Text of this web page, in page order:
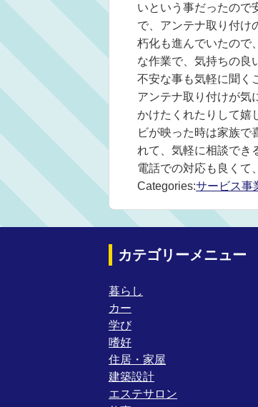
いという事だったので
で、アンテナ取り付け
朽化も進んでいたので
な作業で、気持ちの良
不安な事も気軽に聞く
アンテナ取り付けが気
かけたくれたりして嬉
ビが映った時は家族で
れて、気軽に相談でき
電話での対応も良くて
Categories:サービス事
カテゴリーメニュー
暮らし
カー
学び
嗜好
住居・家屋
建築設計
エステサロン